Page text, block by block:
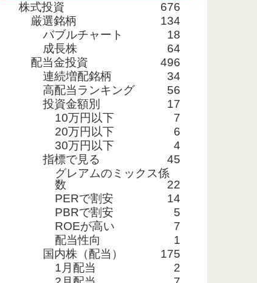
株式投資
676
厳選銘柄
134
バブルチャート
18
成長株
64
配当金投資
496
連続増配銘柄
34
高配当ランキング
56
投資金額別
17
10万円以下
7
20万円以下
6
30万円以下
4
指標で見る
45
グレアムのミックス係
数
22
PERで割安
14
PBRで割安
5
ROEが高い
7
配当性向
1
国内株（配当）
175
1月配当
2